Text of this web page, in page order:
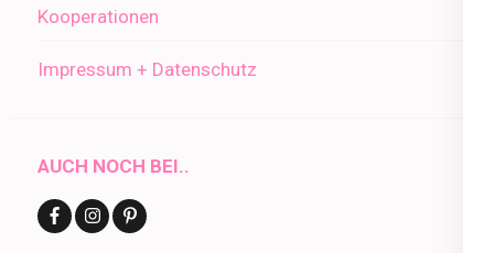
Kooperationen
Impressum + Datenschutz
AUCH NOCH BEI..